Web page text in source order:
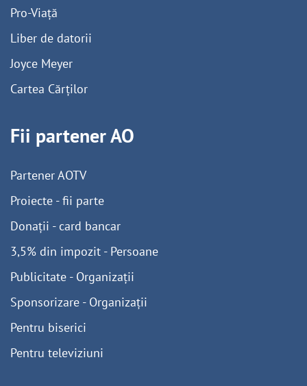
Pro-Viață
Liber de datorii
Joyce Meyer
Cartea Cărților
Fii partener AO
Partener AOTV
Proiecte - fii parte
Donații - card bancar
3,5% din impozit - Persoane
Publicitate - Organizații
Sponsorizare - Organizații
Pentru biserici
Pentru televiziuni